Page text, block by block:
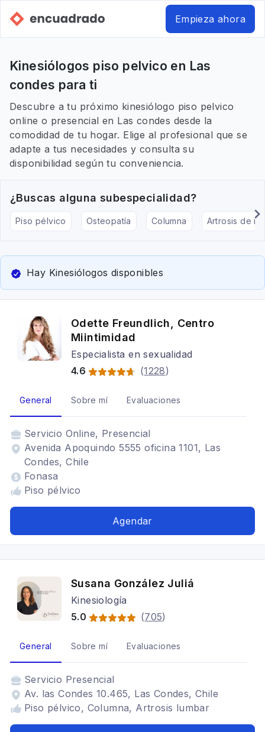
Empieza ahora
Kinesiólogos piso pelvico en Las
condes para ti
Descubre a tu próximo kinesiólogo piso pelvico
online o presencial en Las condes desde la
comodidad de tu hogar. Elige al profesional que se
adapte a tus necesidades y consulta su
disponibilidad según tu conveniencia.
¿Buscas alguna subespecialidad?
Piso pélvico Osteopatía Columna Artrosis de
Hay Kinesiólogos disponibles
Odette Freundlich, Centro
Miintimidad
Especialista en sexualidad
4.6
(1228)
General Sobre mí Evaluaciones
Servicio Online, Presencial
Avenida Apoquindo 5555 oficina 1101, Las
Condes, Chile
Fonasa
Piso pélvico
Agendar
Susana González Juliá
Kinesiología
5.0
(705)
General Sobre mí Evaluaciones
Servicio Presencial
Av. las Condes 10.465, Las Condes, Chile
Piso pélvico, Columna, Artrosis lumbar